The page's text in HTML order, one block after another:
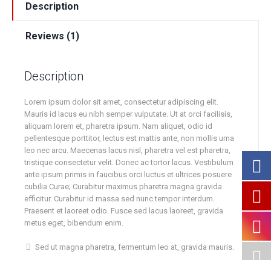
Description
Reviews (1)
Description
Lorem ipsum dolor sit amet, consectetur adipiscing elit.
Mauris id lacus eu nibh semper vulputate. Ut at orci facilisis,
aliquam lorem et, pharetra ipsum. Nam aliquet, odio id
pellentesque porttitor, lectus est mattis ante, non mollis urna
leo nec arcu. Maecenas lacus nisl, pharetra vel est pharetra,
tristique consectetur velit. Donec ac tortor lacus. Vestibulum
ante ipsum primis in faucibus orci luctus et ultrices posuere
cubilia Curae; Curabitur maximus pharetra magna gravida
efficitur. Curabitur id massa sed nunc tempor interdum.
Praesent et laoreet odio. Fusce sed lacus laoreet, gravida
metus eget, bibendum enim.
Sed ut magna pharetra, fermentum leo at, gravida mauris.